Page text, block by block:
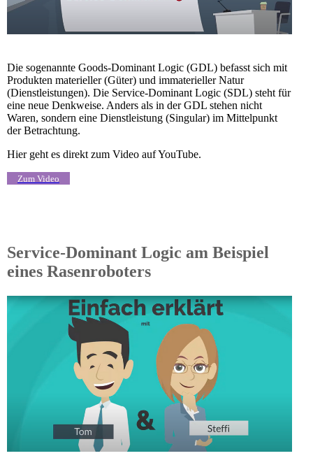
Die sogenannte Goods-Dominant Logic (GDL) befasst sich mit
Produkten materieller (Güter) und immaterieller Natur
(Dienstleistungen). Die Service-Dominant Logic (SDL) steht für
eine neue Denkweise. Anders als in der GDL stehen nicht
Waren, sondern eine Dienstleistung (Singular) im Mittelpunkt
der Betrachtung.
Hier geht es direkt zum Video auf YouTube.
Zum Video
Service-Dominant Logic am Beispiel
eines Rasenroboters